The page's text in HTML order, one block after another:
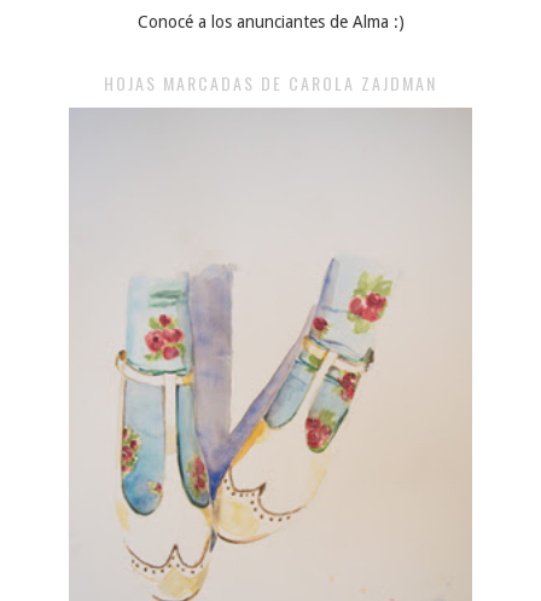
Conocé a los anunciantes de Alma :)
HOJAS MARCADAS DE CAROLA ZAJDMAN